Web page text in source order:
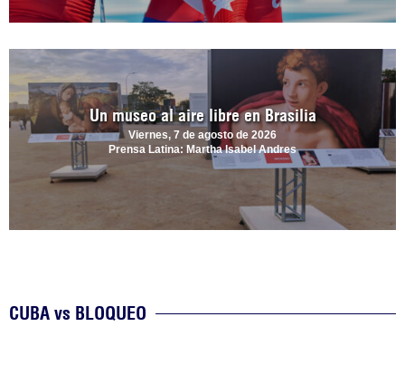
Un museo al aire libre en Brasilia
Viernes, 7 de agosto de 2026
Prensa Latina: Martha Isabel Andres
CUBA vs BLOQUEO